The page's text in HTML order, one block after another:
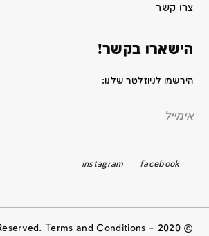
צרו קשר
הישארו בקשר!
הירשמו לניוזלטר שלנו:
facebook
instagram
© 2020 All Rights Reserved. Terms and Conditions –